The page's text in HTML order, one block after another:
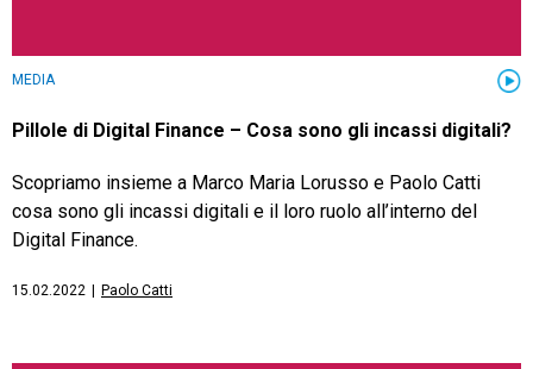
MEDIA
Pillole di Digital Finance – Cosa sono gli incassi digitali?
Scopriamo insieme a Marco Maria Lorusso e Paolo Catti
cosa sono gli incassi digitali e il loro ruolo all’interno del
Digital Finance.
15.02.2022 Paolo Catti